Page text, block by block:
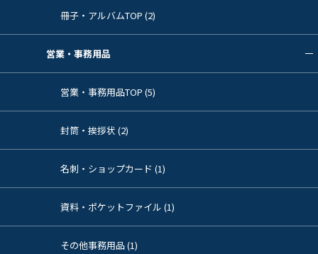
冊子・アルバムTOP (2)
営業・事務用品
営業・事務用品TOP (5)
封筒・挨拶状 (2)
名刺・ショップカード (1)
資料・ポケットファイル (1)
その他事務用品 (1)